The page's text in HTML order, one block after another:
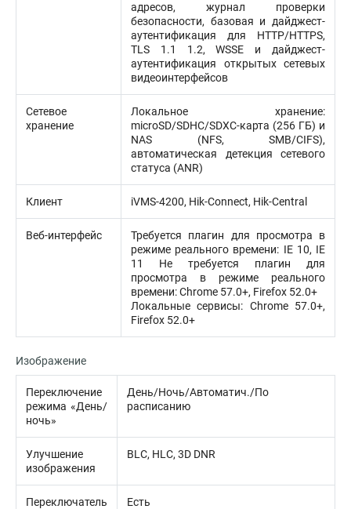
адресов, журнал проверки
безопасности, базовая и дайджест-
аутентификация для HTTP/HTTPS,
TLS 1.1 1.2, WSSE и дайджест-
аутентификация открытых сетевых
видеоинтерфейсов
Сетевое
хранение
Локальное хранение:
microSD/SDHC/SDXC-карта (256 ГБ) и
NAS (NFS, SMB/CIFS),
автоматическая детекция сетевого
статуса (ANR)
Клиент iVMS-4200, Hik-Connect, Hik-Central
Веб-интерфейс
Требуется плагин для просмотра в
режиме реального времени: IE 10, IE
11 Не требуется плагин для
просмотра в режиме реального
времени: Chrome 57.0+, Firefox 52.0+
Локальные сервисы: Chrome 57.0+,
Firefox 52.0+
Изображение
Переключение
режима «День/
ночь»
День/Ночь/Автоматич./По
расписанию
Улучшение
изображения
BLC, HLC, 3D DNR
Переключатель
Есть